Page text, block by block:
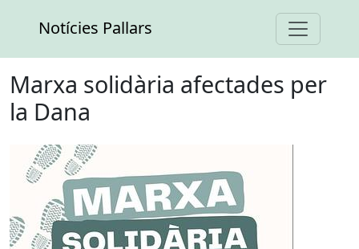
Notícies Pallars
Marxa solidària afectades per
la Dana